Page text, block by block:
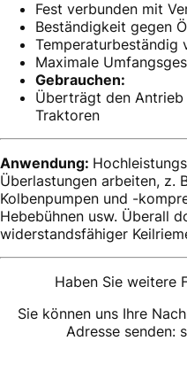
Fest verbunden mit
Beständigkeit gegen
Temperaturbeständig
Maximale
Gebrauchen:
Überträgt den Antrieb
Traktoren
Anwendung:
Überlastungen arbeiten, z.
Kolbenpumpen und -
Hebebühnen usw. Überall
widerstandsfähiger
Haben Sie weitere
Sie können uns Ihre
Adresse senden: